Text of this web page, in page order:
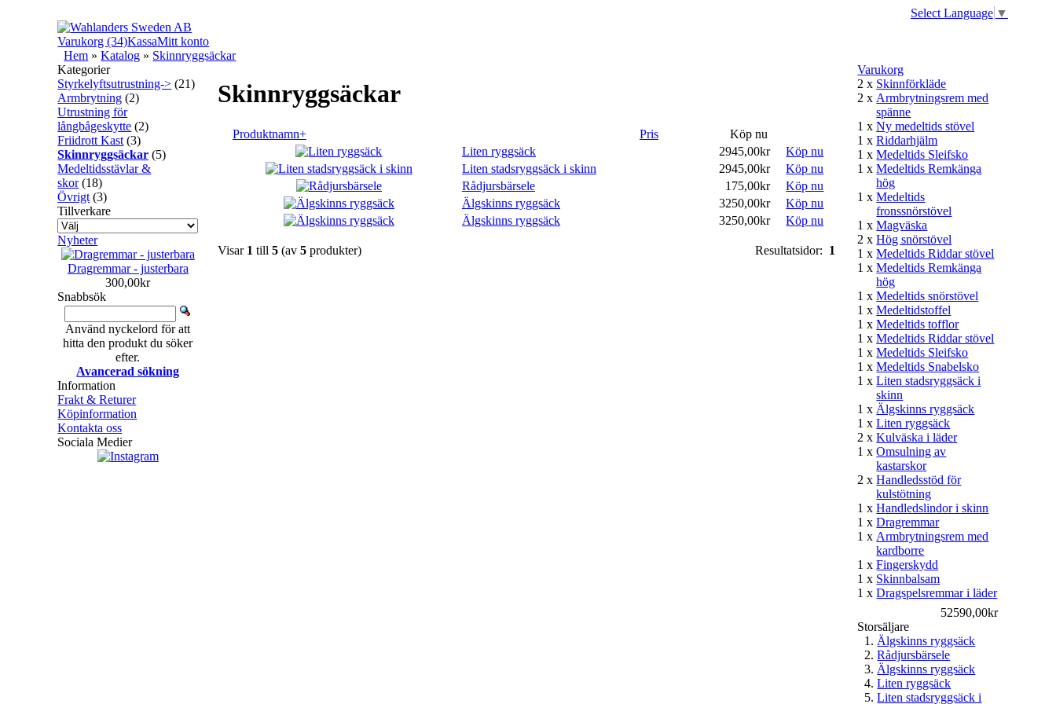
Select Language ▼
Varukorg (34)KassaMitt konto
Hem »Katalog » Skinnryggsäckar
Skinnryggsäckar
Produktnamn+ Pris
Köp nu
Liten ryggsäck
2945,00kr
Köp nu
Liten stadsryggsäck i skinn
2945,00kr
Köp nu
Rådjursbärsele
175,00kr
Köp nu
Älgskinns ryggsäck
3250,00kr
Köp nu
Älgskinns ryggsäck
3250,00kr Köp nu
Resultatsidor: 1
Visar 1 till 5(av 5produkter)
Kategorier
Styrkelyftsutrustning-> (21)
Armbrytning (2)
Utrustning för
långbågeskytte (2)
Friidrott Kast (3)
Skinnryggsäckar (5)
Medeltidsstävlar &
skor(18)
Övrigt (3)
Tillverkare
Nyheter
Dragremmar - justerbara
300,00kr
Snabbsök
Använd nyckelord för att
hitta den produkt du söker
efter.
Avancerad sökning
Information
Frakt & Returer
Köpinformation
Kontakta oss
Sociala Medier
Varukorg
2 x Skinnförkläde
2 x Armbrytningsrem med
spänne
1 xNy medeltids stövel
1 xRiddarhjälm
1 xMedeltids Sleifsko
1 xMedeltids Remkänga
hög
1 xMedeltids
fronssnörstövel
1 xMagväska
2 xHög snörstövel
1 xMedeltids Riddar stövel
1 xMedeltids Remkänga
hög
1 xMedeltids snörstövel
1 xMedeltidstoffel
1 xMedeltids tofflor
1 xMedeltids Riddar stövel
1 xMedeltids Sleifsko
1 xMedeltids Snabelsko
1 xLiten stadsryggsäck i
skinn
1 x Älgskinns ryggsäck
1 xLiten ryggsäck
2 xKulväska i läder
1 xOmsulning av
kastarskor
2 xHandledsstöd för
kulstötning
1 xHandledslindor i skinn
1 xDragremmar
1 x Armbrytningsrem med
kardborre
1 xFingerskydd
1 x Skinnbalsam
1 xDragspelsremmar i läder
52590,00kr
Storsäljare
Älgskinns ryggsäck
Rådjursbärsele
Älgskinns ryggsäck
Liten ryggsäck
Liten stadsryggsäck i